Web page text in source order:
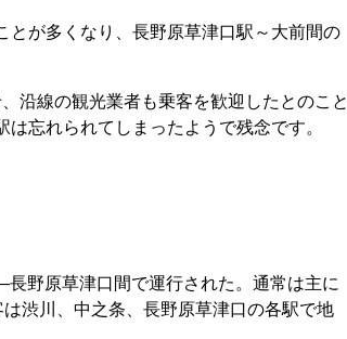
が多くなり、長野原草津口駅～大前間の
沿線の観光業者も乗客を歓迎したとのこと
忘れられてしまったようで残念です。
野原草津口間で運行された。通常は主に
渋川、中之条、長野原草津口の各駅で地